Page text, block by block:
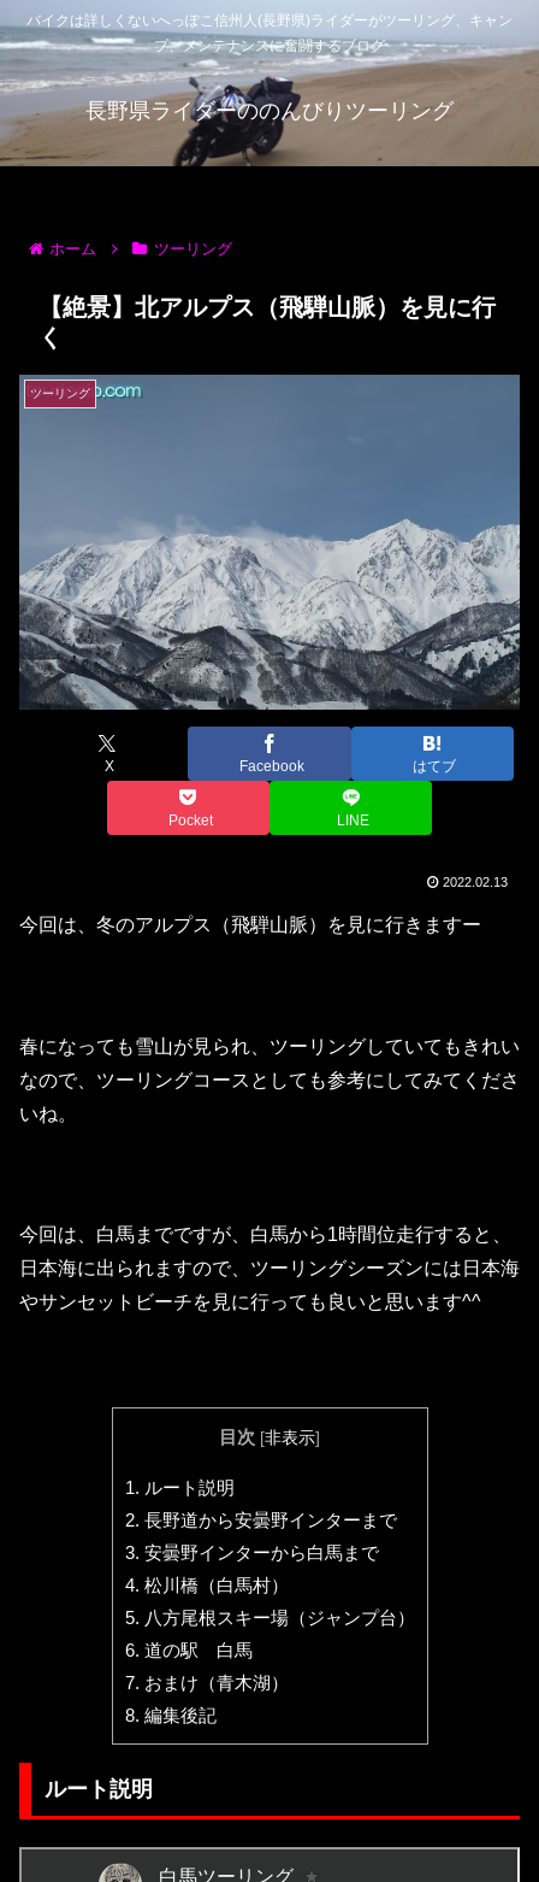
バイクは詳しくないへっぽこ信州人(長野県)ライダーがツーリング、キャン
プ、メンテナンスに奮闘するブログ
長野県ライダーののんびりツーリング
ホーム ツーリング
【絶景】北アルプス（飛騨山脈）を見に行
く
ツーリング
X Facebook はてブ
Pocket LINE
2022.02.13
今回は、冬のアルプス（飛騨山脈）を見に行きますー
春になっても雪山が見られ、ツーリングしていてもきれい
なので、ツーリングコースとしても参考にしてみてくださ
いね。
今回は、白馬までですが、白馬から1時間位走行すると、
日本海に出られますので、ツーリングシーズンには日本海
やサンセットビーチを見に行っても良いと思います^^
目次 [非表示]
1. ルート説明
2. 長野道から安曇野インターまで
3. 安曇野インターから白馬まで
4. 松川橋（白馬村）
5. 八方尾根スキー場（ジャンプ台）
6. 道の駅 白馬
7. おまけ（青木湖）
8. 編集後記
ルート説明